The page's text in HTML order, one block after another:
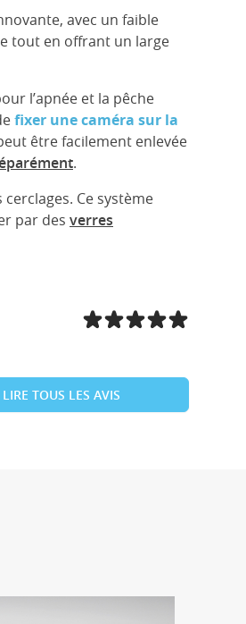
avec un faible
tout en offrant un large
l’apnée et la pêche
fixer une caméra sur la
être facilement enlevée
.
Ce système
par des verres
LIRE TOUS LES AVIS